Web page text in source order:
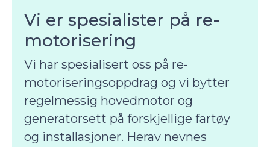
Vi er spesialister på re-
motorisering
Vi har spesialisert oss på re-
motoriseringsoppdrag og vi bytter
regelmessig hovedmotor og
generatorsett på forskjellige fartøy
og installasjoner. Herav nevnes